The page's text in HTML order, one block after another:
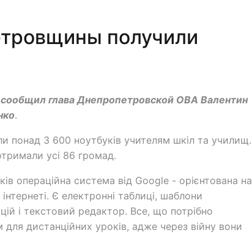
получили
глава Днепропетровской ОВА Валентин
.
понад 3 600 ноутбуків учителям шкіл та училищ.
усі 86 громад.
операційна система від Google - орієнтована на
Є електронні таблиці, шаблони
і текстовий редактор. Все, що потрібно
для дистанційних уроків, адже через війну вони